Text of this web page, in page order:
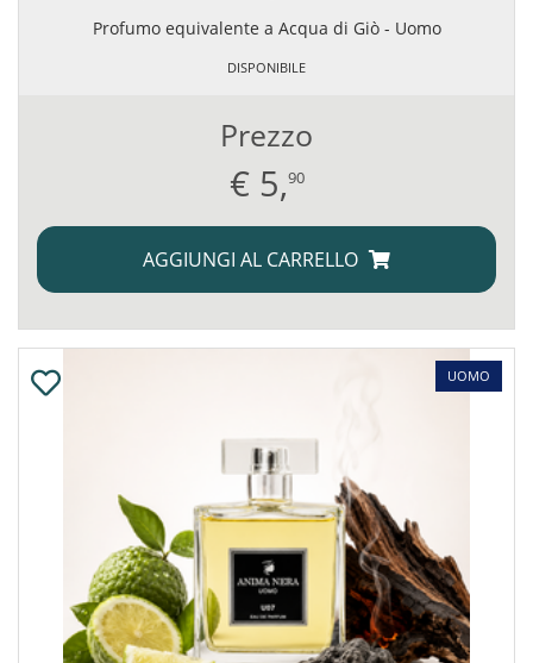
Profumo equivalente a Acqua di Giò - Uomo
DISPONIBILE
Prezzo
€ 5,90
AGGIUNGI AL CARRELLO
UOMO